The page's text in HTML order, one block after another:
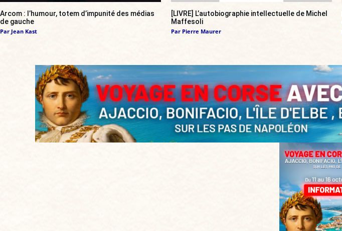
Arcom : l’humour, totem d’impunité des médias
de gauche
Par Jean Kast
[LIVRE] L’autobiographie intellectuelle de Michel
Maffesoli
Par Pierre Maurer